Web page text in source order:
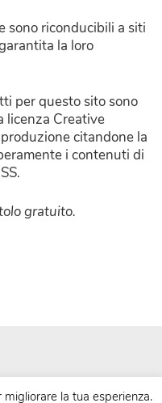
sono riconducibili a siti
la loro
per questo sito sono
licenza Creative
citandone la
i contenuti di
gratuito.
la tua esperienza.